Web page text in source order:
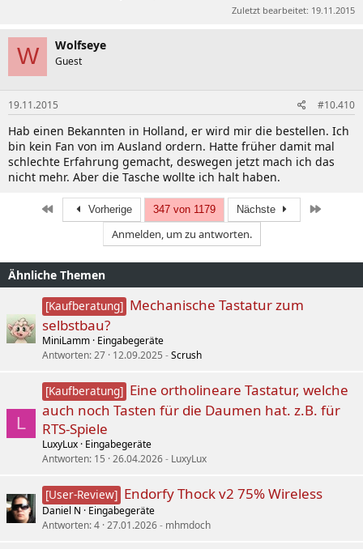
Zuletzt bearbeitet: 19.11.2015
W Wolfseye
Guest
19.11.2015 #10.410
Hab einen Bekannten in Holland, er wird mir die bestellen. Ich
bin kein Fan von im Ausland ordern. Hatte früher damit mal
schlechte Erfahrung gemacht, deswegen jetzt mach ich das
nicht mehr. Aber die Tasche wollte ich halt haben.
Erste Vorherige 347 von 1179 Nächste
Anmelden, um zu antworten.
Ähnliche Themen
[Kaufberatung] Mechanische Tastatur zum
selbstbau?
MiniLamm Eingabegeräte
Antworten 27 12.09.2025 Scrush
L
[Kaufberatung] Eine ortholineare Tastatur, welche
auch noch Tasten für die Daumen hat. z.B. für
RTS-Spiele
LuxyLux Eingabegeräte
Antworten 15 26.04.2026 LuxyLux
[User-Review] Endorfy Thock v2 75% Wireless
Daniel N
Eingabegeräte
Antworten 4 27.01.2026 mhmdoch